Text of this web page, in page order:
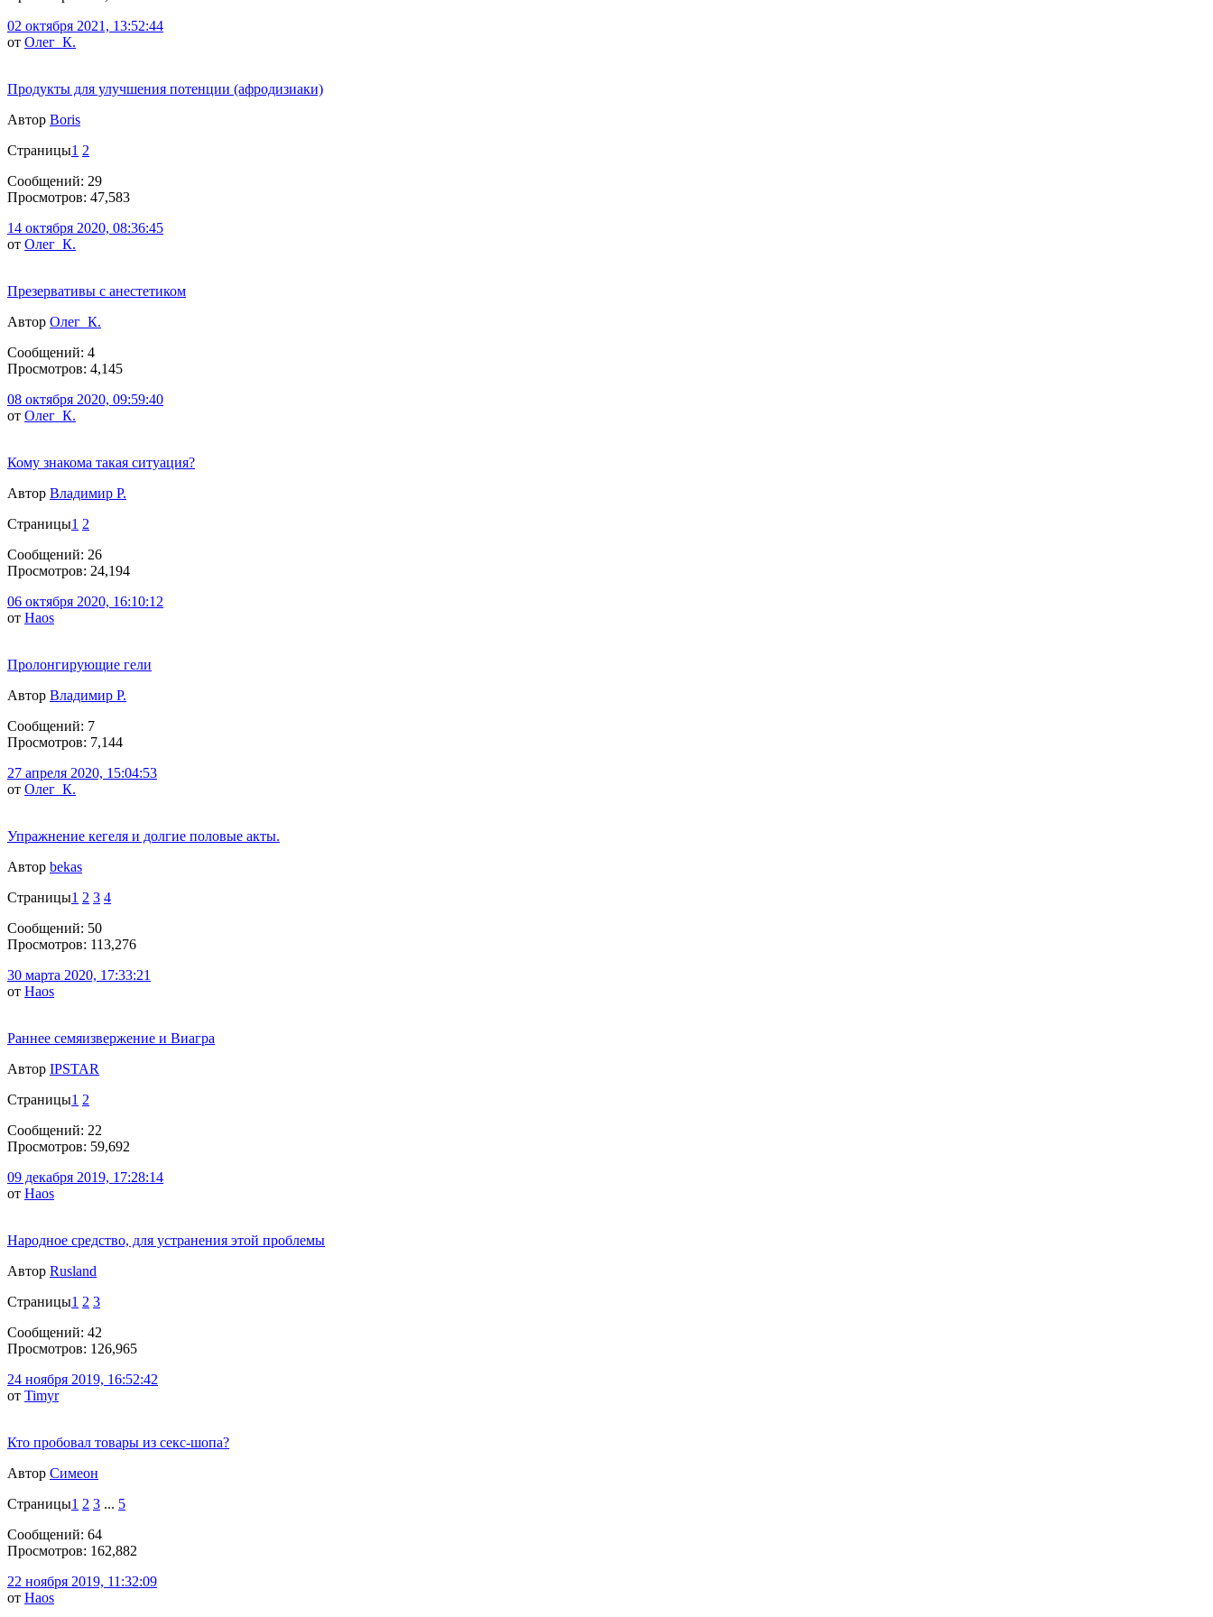
02 октября 2021, 13:52:44
от Олег_К.
Продукты для улучшения потенции (афродизиаки)
Автор Boris
Страницы1 2
Сообщений: 29
Просмотров: 47,583
14 октября 2020, 08:36:45
от Олег_К.
Презервативы с анестетиком
Автор Олег_К.
Сообщений: 4
Просмотров: 4,145
08 октября 2020, 09:59:40
от Олег_К.
Кому знакома такая ситуация?
Автор Владимир Р.
Страницы1 2
Сообщений: 26
Просмотров: 24,194
06 октября 2020, 16:10:12
от Haos
Пролонгирующие гели
Автор Владимир Р.
Сообщений: 7
Просмотров: 7,144
27 апреля 2020, 15:04:53
от Олег_К.
Упражнение кегеля и долгие половые акты.
Автор bekas
Страницы1 2 3 4
Сообщений: 50
Просмотров: 113,276
30 марта 2020, 17:33:21
от Haos
Раннее семяизвержение и Виагра
Автор IPSTAR
Страницы1 2
Сообщений: 22
Просмотров: 59,692
09 декабря 2019, 17:28:14
от Haos
Народное средство, для устранения этой проблемы
Автор Rusland
Страницы1 2 3
Сообщений: 42
Просмотров: 126,965
24 ноября 2019, 16:52:42
от Timyr
Кто пробовал товары из секс-шопа?
Автор Симеон
Страницы1 2 3 ... 5
Сообщений: 64
Просмотров: 162,882
22 ноября 2019, 11:32:09
от Haos